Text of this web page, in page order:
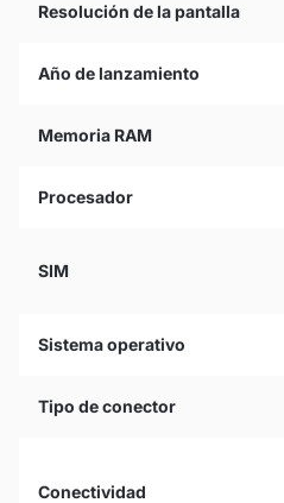
Resolución de la pantalla
Año de lanzamiento
Memoria RAM
Procesador
SIM
Sistema operativo
Tipo de conector
Conectividad